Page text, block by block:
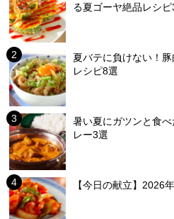
る夏ゴーヤ絶品レシピ
夏バテに負けない！
レシピ8選
暑い夏にガツンと食
レー3選
【今日の献立】2026